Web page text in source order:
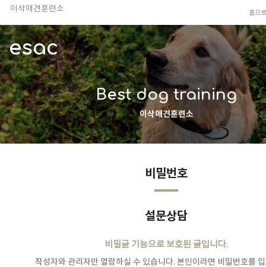
이삭애견훈련소
안전하고 행복한 펫티켓 선도!
경기도 화성시 봉담읍 위치
이찬종, 이웅종 소장 소개
홈으로
esac
Best dog training
이삭애견훈련소
비밀번호
설문상담
비밀글 기능으로 보호된 글입니다.
작성자와 관리자만 열람하실 수 있습니다. 본인이라면 비밀번호를